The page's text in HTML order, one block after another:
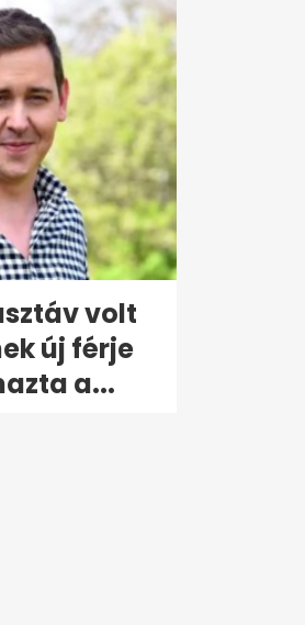
volt
új férje
a...